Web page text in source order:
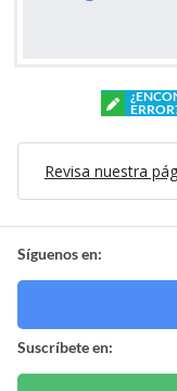
Revisa nuestra
Síguenos en:
Suscríbete en: